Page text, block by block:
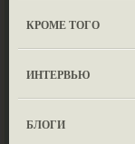
КРОМЕ ТОГО
ИНТЕРВЬЮ
БЛОГИ